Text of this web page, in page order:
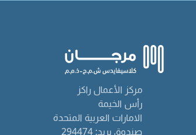
مركز الأعمال راكز
رأس الخيمة
الامارات العربية المتحدة
صندوق بريد: 294474